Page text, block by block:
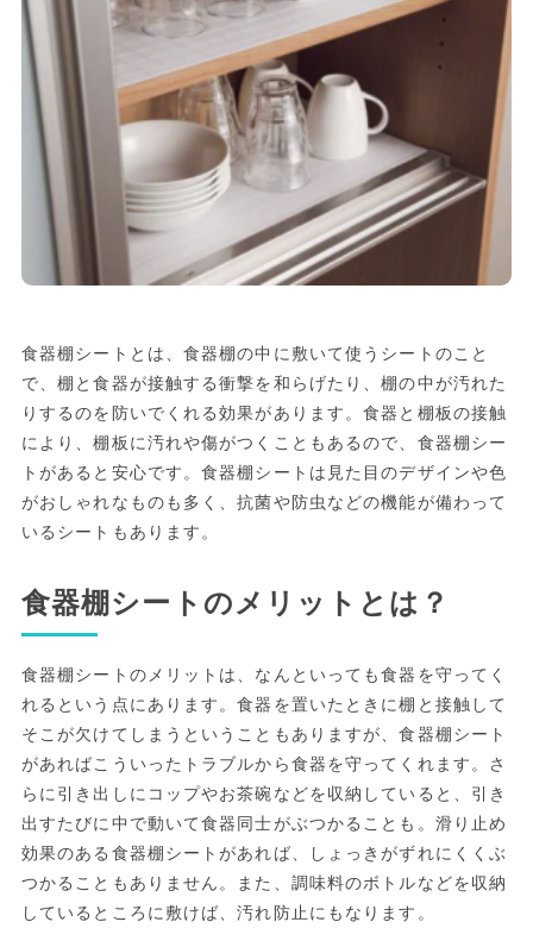
食器棚シートとは、食器棚の中に敷いて使うシートのこと
で、棚と食器が接触する衝撃を和らげたり、棚の中が汚れた
りするのを防いでくれる効果があります。食器と棚板の接触
により、棚板に汚れや傷がつくこともあるので、食器棚シー
トがあると安心です。食器棚シートは見た目のデザインや色
がおしゃれなものも多く、抗菌や防虫などの機能が備わって
いるシートもあります。
食器棚シートのメリットとは？
食器棚シートのメリットは、なんといっても食器を守ってく
れるという点にあります。食器を置いたときに棚と接触して
そこが欠けてしまうということもありますが、食器棚シート
があればこういったトラブルから食器を守ってくれます。さ
らに引き出しにコップやお茶碗などを収納していると、引き
出すたびに中で動いて食器同士がぶつかることも。滑り止め
効果のある食器棚シートがあれば、しょっきがずれにくくぶ
つかることもありません。また、調味料のボトルなどを収納
しているところに敷けば、汚れ防止にもなります。